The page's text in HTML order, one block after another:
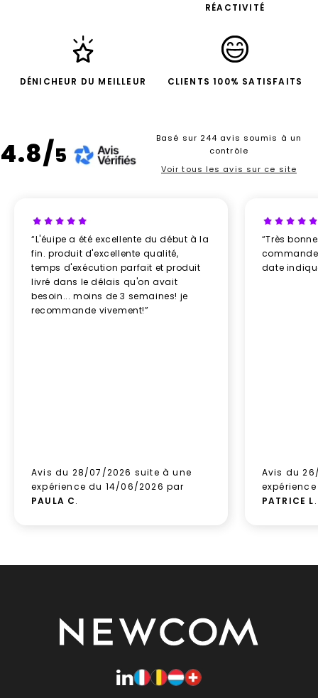
RÉACTIVITÉ
DÉNICHEUR DU MEILLEUR CLIENTS 100% SATISFAITS
4.8/5
Basé sur 244 avis soumis à un
contrôle
Voir tous les avis sur ce site
“L'éuipe a été excellente du début à la
fin. produit d'excellente qualité,
temps d'exécution parfait et produit
livré dans le délais qu'on avait
besoin... moins de 3 semaines! je
recommande vivement!”
Avis du 28/07/2026 suite à une
expérience du 14/06/2026 par
PAULA C.
“Très
date
Avis du
PATRICE L.